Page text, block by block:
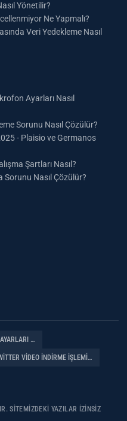
Yönetilir?
Ne Yapmalı?
Veri Yedekleme Nasıl
Ayarları Nasıl
Sorunu Nasıl Çözülür?
- Plaisio ve Germanos
Şartları Nasıl?
Sorunu Nasıl Çözülür?
…
VIDEO İNDIRME İŞLEMI…
SITEMIZDEKI YAZILAR IZINSIZ